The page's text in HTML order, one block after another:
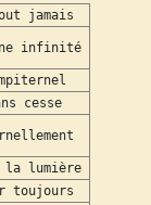
jamais
infinité
cesse
la lumière
toujours